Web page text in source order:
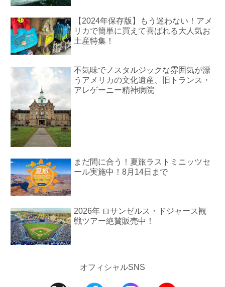
【2024年保存版】もう迷わない！アメ
リカで簡単に買えて喜ばれる大人気お
土産特集！
不気味でノスタルジックな雰囲気が漂
うアメリカの文化遺産、旧トランス・
アレゲーニー精神病院
まだ間に合う！夏旅ラストミニッツセ
ール実施中！8月14日まで
2026年 ロサンゼルス・ドジャース観
戦ツアー絶賛販売中！
オフィシャルSNS